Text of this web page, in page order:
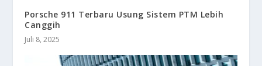
Porsche 911 Terbaru Usung Sistem PTM Lebih
Canggih
Juli 8, 2025